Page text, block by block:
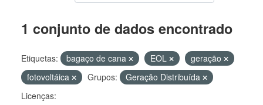
1 conjunto de dados encontrado
Etiquetas: bagaço de cana EOL
geração
fotovoltáica
Grupos:
Geração Distribuída
Licenças: